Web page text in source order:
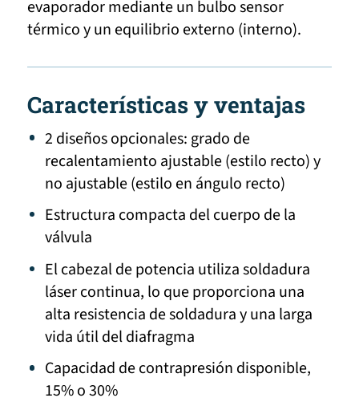
evaporador mediante un bulbo sensor
térmico y un equilibrio externo (interno).
Características y ventajas
2 diseños opcionales: grado de
recalentamiento ajustable (estilo recto) y
no ajustable (estilo en ángulo recto)
Estructura compacta del cuerpo de la
válvula
El cabezal de potencia utiliza soldadura
láser continua, lo que proporciona una
alta resistencia de soldadura y una larga
vida útil del diafragma
Capacidad de contrapresión disponible,
15% o 30%